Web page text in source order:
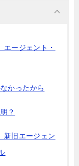
エージェント・
かったから
？
新旧エージェン